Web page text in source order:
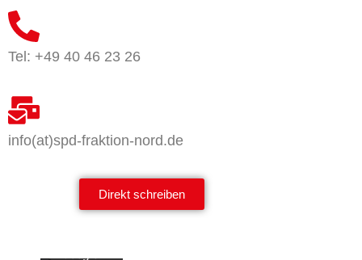
Tel: +49 40 46 23 26
info(at)spd-fraktion-nord.de
Direkt schreiben
Mit dem
n Sie die
Datenschu